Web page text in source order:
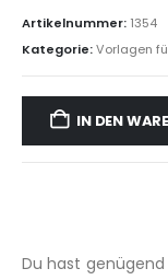
Artikelnummer: 1354
Kategorie:Vorlagen
IN DEN
Du hast